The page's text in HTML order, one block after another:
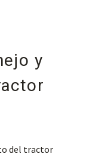
y
del tractor